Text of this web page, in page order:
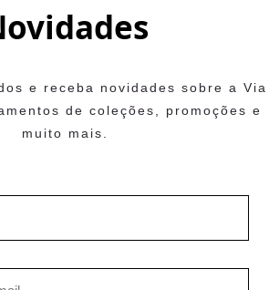
e receba novidades sobre a Via
de coleções, promoções e
muito mais.